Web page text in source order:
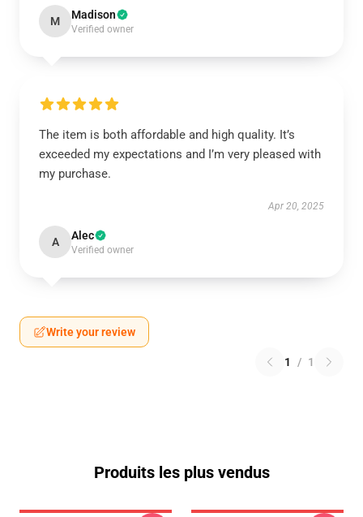
M Madison
Verified owner
The item is both affordable and high quality. It’s
exceeded my expectations and I’m very pleased with
my purchase.
Apr 20, 2025
A Alec
Verified owner
Write your review
1 / 1
Produits les plus vendus